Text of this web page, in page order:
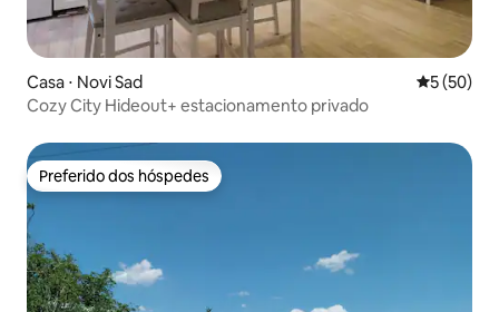
Casa ⋅ Novi Sad 5 de uma
5 (50)
Cozy City Hideout+ estacionamento privado
Preferido dos hóspedes
Preferido dos hóspedes